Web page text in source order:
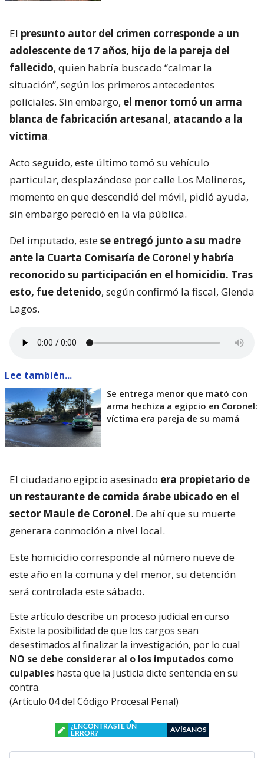
El presunto autor del crimen corresponde a un
adolescente de 17 años, hijo de la pareja del
fallecido, quien habría buscado “calmar la
situación”, según los primeros antecedentes
policiales. Sin embargo, el menor tomó un arma
blanca de fabricación artesanal, atacando a la
víctima.
Acto seguido, este último tomó su vehículo
particular, desplazándose por calle Los Molineros,
momento en que descendió del móvil, pidió ayuda,
sin embargo pereció en la vía pública.
Del imputado, estese entregó junto a su madre
ante la Cuarta Comisaría de Coronel y habría
reconocido su participación en el homicidio. Tras
esto, fue detenido, según confirmó la fiscal, Glenda
Lagos.
Lee también...
Se entrega menor que mató con
arma hechiza a egipcio en Coronel:
víctima era pareja de su mamá
El ciudadano egipcio asesinado era propietario de
un restaurante de comida árabe ubicado en el
sector Maule de Coronel. De ahí que su muerte
generara conmoción a nivel local.
Este homicidio corresponde al número nueve de
este año en la comuna y del menor, su detención
será controlada este sábado.
Este artículo describe un proceso judicial en curso
Existe la posibilidad de que los cargos sean
desestimados al finalizar la investigación, por lo cual
NO se debe considerar al o los imputados como
culpables hasta que la Justicia dicte sentencia en su
contra.
(Artículo 04 del Código Procesal Penal)
¿ENCONTRASTE UN
ERROR?
AVÍSANOS